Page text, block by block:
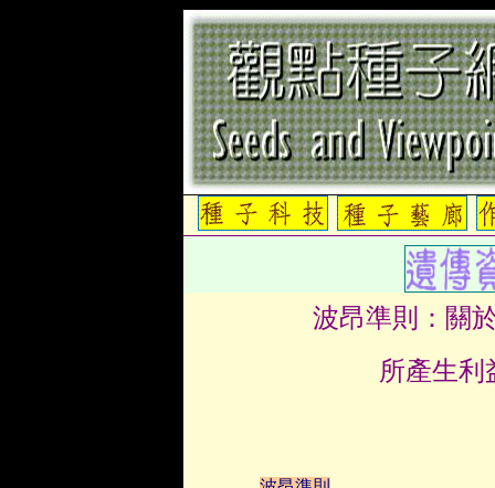
波昂準則：關
所產生利